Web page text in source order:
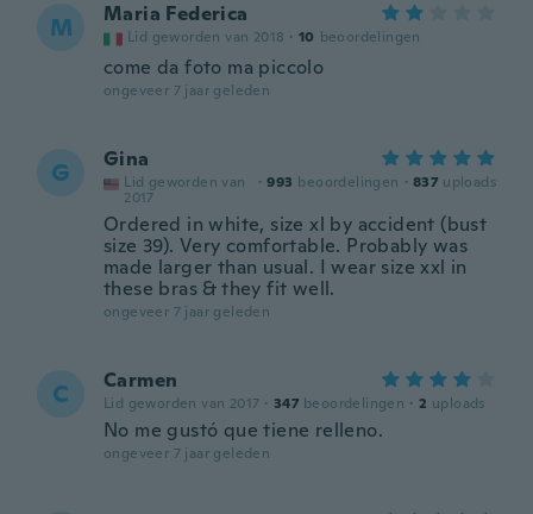
M Maria Federica
Lid geworden van 2018 · 10 beoordelingen
come da foto ma piccolo
ongeveer 7 jaar geleden
G Gina
Lid geworden van
2017
· 993 beoordelingen · 837 uploads
Ordered in white, size xl by accident (bust
size 39). Very comfortable. Probably was
made larger than usual. I wear size xxl in
these bras & they fit well.
ongeveer 7 jaar geleden
C Carmen
Lid geworden van 2017 · 347 beoordelingen · 2 uploads
No me gustó que tiene relleno.
ongeveer 7 jaar geleden